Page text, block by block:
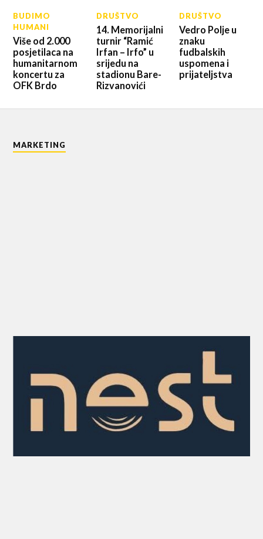
BUDIMO
HUMANI
Više od 2.000
posjetilaca na
humanitarnom
koncertu za
OFK Brdo
DRUŠTVO
14. Memorijalni
turnir “Ramić
Irfan – Irfo” u
srijedu na
stadionu Bare-
Rizvanovići
DRUŠTVO
Vedro Polje u
znaku
fudbalskih
uspomena i
prijateljstva
MARKETING